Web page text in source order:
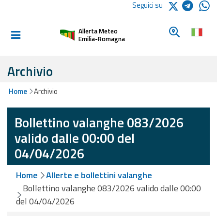
Informati e
Allerte E
Allerte e
Bollettini
Meteo
Allerte e
Bollettini
Valanghe
Seguici su
Allerta Meteo
Emilia-Romagna
Cerca un
Archivio
Home Archivio
Bollettino valanghe 083/2026
valido dalle 00:00 del
04/04/2026
Home
Allerte e bollettini valanghe
Bollettino valanghe 083/2026 valido dalle 00:00
del 04/04/2026